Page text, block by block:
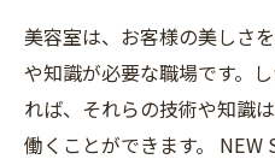
美容室は、お客様の美しさ
や知識が必要な職場です。
れば、それらの技術や知識
働くことができます。 NEW